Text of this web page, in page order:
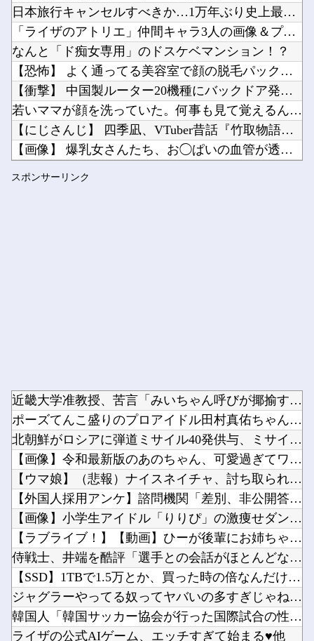
Powered by livedoor 相互RSS
日本旅行キャンセルすべきか…1万年ぶり史上最大級の火山の兆し...
「ライザのアトリエ」仲間キャラ3人の画像＆プロフを公開！金髪...
なんと「ド痴女専用」のドスケベマンション！？
【恐怖】 よく通ってる美容室で顔の脱毛パックを始めたとのこと...
【衝撃】 中国製ルーター20機種にバックドア発見！ ネットに...
若いママが顔を洗っていた。何事も見て覚えるんだよ → 目の前...
【にじさんじ】 四季凪、VTuber昔話『竹取物語』を公開「...
【画像】 爆乳女さんたち、お◯ぱいの血管が透けてしまうｗｗｗ...
スポンサーリンク
近畿大学准教授、苦言「みいちゃん呼びが揶揄する言葉として使わ...
ポーズてんこ盛りのプロアイドル田村真佑ちゃん！！！【乃木坂4...
北朝鮮がロシアに弾道ミサイル40発供与、ミサイル部隊90人派...
【画像】令和最新版のあのちゃん、可愛過ぎてワイらにブッ刺さり...
【ウマ娘】（悲報）ナイスネイチャ、討ち取られる他
【外国人採用アンケ】諮問機関「差別、非公開答申」三重県「差別...
【画像】小学生アイドル「りりぴ」の激痩せダンス動画にファンが...
【ラブライブ！】【動画】ひーが後輩にお姉ちゃん呼びさせてる…...
侍戦士、井端を酷評「選手との会話がほとんどなく意思疎通が難し...
【SSD】1TBで1.5万とか、買った時の倍なんだけど今だと...
ジャグラーやってる奴ってヤバいの多すぎじゃね？？？他
韓国人「韓国サッカー協会が行った国際試合の性的接待の全容がこ...
ライザの公式AIゲーム、エッチすぎて始まる♥他